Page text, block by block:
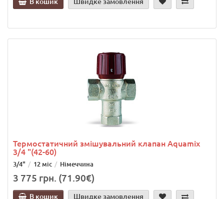
Термостатичний змішувальний клапан Aquamix
3/4 "(42-60)
3/4" 12 міс Німеччина
3 775 грн. (71.90€)
В кошик Швидке замовлення